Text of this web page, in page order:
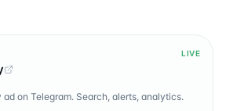
LIVE
on Telegram. Search, alerts, analytics.